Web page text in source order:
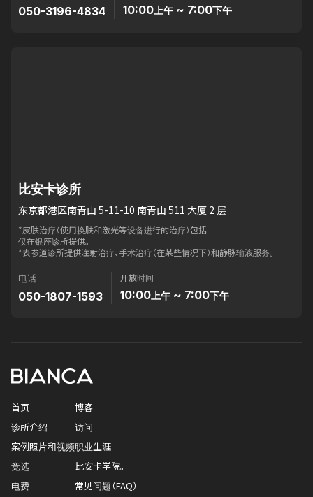
050-3196-4834 10:00 上午 ~ 7:00下午
比安卡诊所
东京都港区南青山 5-11-10 南青山 511 大厦 2 层
*皮肤治疗（使用换肤和激光等设备进行的治疗）包括
仅在银座诊所提供。
*表参道诊所提供注射治疗、手术治疗（在某些情况下）和静脉输液服务。
电话
050-1807-1593
开放时间
10:00 上午 ~ 7:00下午
首页
诊所介绍
案例照片和视频
竞选
电费
博客
访问
职业生涯
比安卡学院。
常见问题（FAQ）